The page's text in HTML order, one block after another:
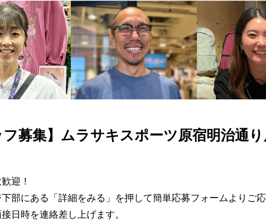
FASHIONTOP
SURFTOP
SNOWTOP
SKATE
フ募集】ムラサキスポーツ原宿明治通
迎！
部にある「詳細をみる」を押して簡単応募フォームよりご
日時を連絡差し上げます。